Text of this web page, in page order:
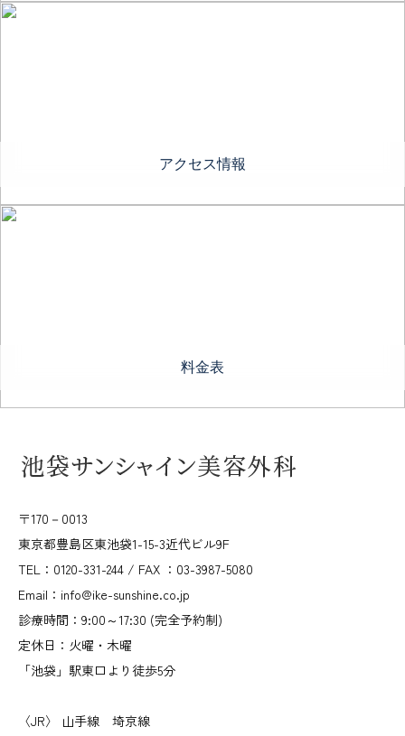
アクセス情報
料金表
〒170－0013
東京都豊島区東池袋1-15-3近代ビル9F
TEL：0120-331-244 / FAX ：03-3987-5080
Email：info@ike-sunshine.co.jp
診療時間：9:00～17:30 (完全予約制)
定休日：火曜・木曜
「池袋」駅東口より徒歩5分
〈JR〉 山手線 埼京線